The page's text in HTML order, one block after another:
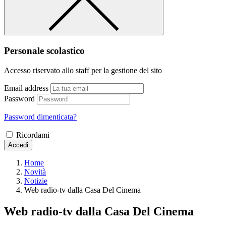
Personale scolastico
Accesso riservato allo staff per la gestione del sito
Email address
Password
Password dimenticata?
Ricordami
Accedi
Home
Novità
Notizie
Web radio-tv dalla Casa Del Cinema
Web radio-tv dalla Casa Del Cinema